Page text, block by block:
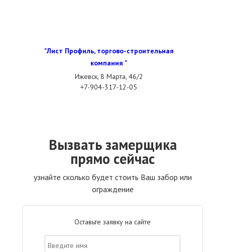
"Лист Профиль, торгово-строительная
компания "
Ижевск, 8 Марта, 46/2
+7-904-317-12-05
Вызвать замерщика
прямо сейчас
узнайте сколько будет стоить Ваш забор или
ограждение
Оставьте заявку на сайте